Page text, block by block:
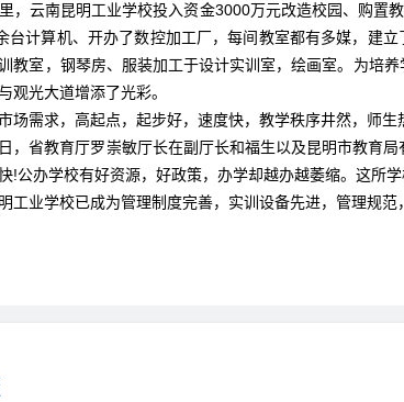
云南昆明工业学校投入资金3000万元改造校园、购置
台计算机、开办了数控加工厂，每间教室都有多媒，建
教室，钢琴房、服装加工于设计实训室，绘画室。为培
观光大道增添了光彩。
需求，高起点，起步好，速度快，教学秩序井然，师生
省教育厅罗崇敏厅长在副厅长和福生以及昆明市教育局
!公办学校有好资源，好政策，办学却越办越萎缩。这所
业学校已成为管理制度完善，实训设备先进，管理规范